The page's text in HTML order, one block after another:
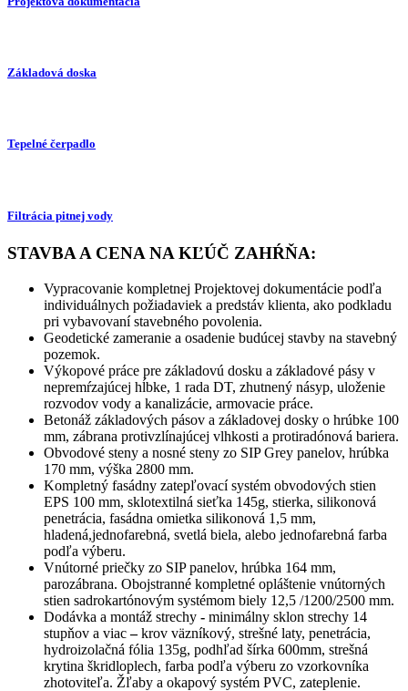
Základová doska
Tepelné čerpadlo
Filtrácia pitnej vody
STAVBA A CENA NA KĽÚČ ZAHŔŇA:
Vypracovanie kompletnej Projektovej dokumentácie podľa
individuálnych požiadaviek a predstáv klienta, ako podkladu
pri vybavovaní stavebného povolenia.
Geodetické zameranie a osadenie budúcej stavby na stavebný
pozemok.
Výkopové práce pre základovú dosku a základové pásy v
nepremŕzajúcej hĺbke, 1 rada DT, zhutnený násyp, uloženie
rozvodov vody a kanalizácie, armovacie práce.
Betonáž základových pásov a základovej dosky o hrúbke 100
mm, zábrana protivzlínajúcej vlhkosti a protiradónová bariera.
Obvodové steny a nosné steny zo SIP Grey panelov, hrúbka
170 mm, výška 2800 mm.
Kompletný fasádny zatepľovací systém obvodových stien
EPS 100 mm, sklotextilná sieťka 145g, stierka, silikonová
penetrácia, fasádna omietka silikonová 1,5 mm,
hladená,jednofarebná, svetlá biela, alebo jednofarebná farba
podľa výberu.
Vnútorné priečky zo SIP panelov, hrúbka 164 mm,
parozábrana. Obojstranné kompletné opláštenie vnútorných
stien sadrokartónovým systémom biely 12,5 /1200/2500 mm.
Dodávka a montáž strechy - minimálny sklon strechy 14
stupňov a viac–krov väzníkový, strešné laty, penetrácia,
hydroizolačná fólia 135g, podhľad šírka 600mm, strešná
krytina škridloplech, farba podľa výberu zo vzorkovníka
zhotoviteľa. Žľaby a okapový systém PVC, zateplenie.